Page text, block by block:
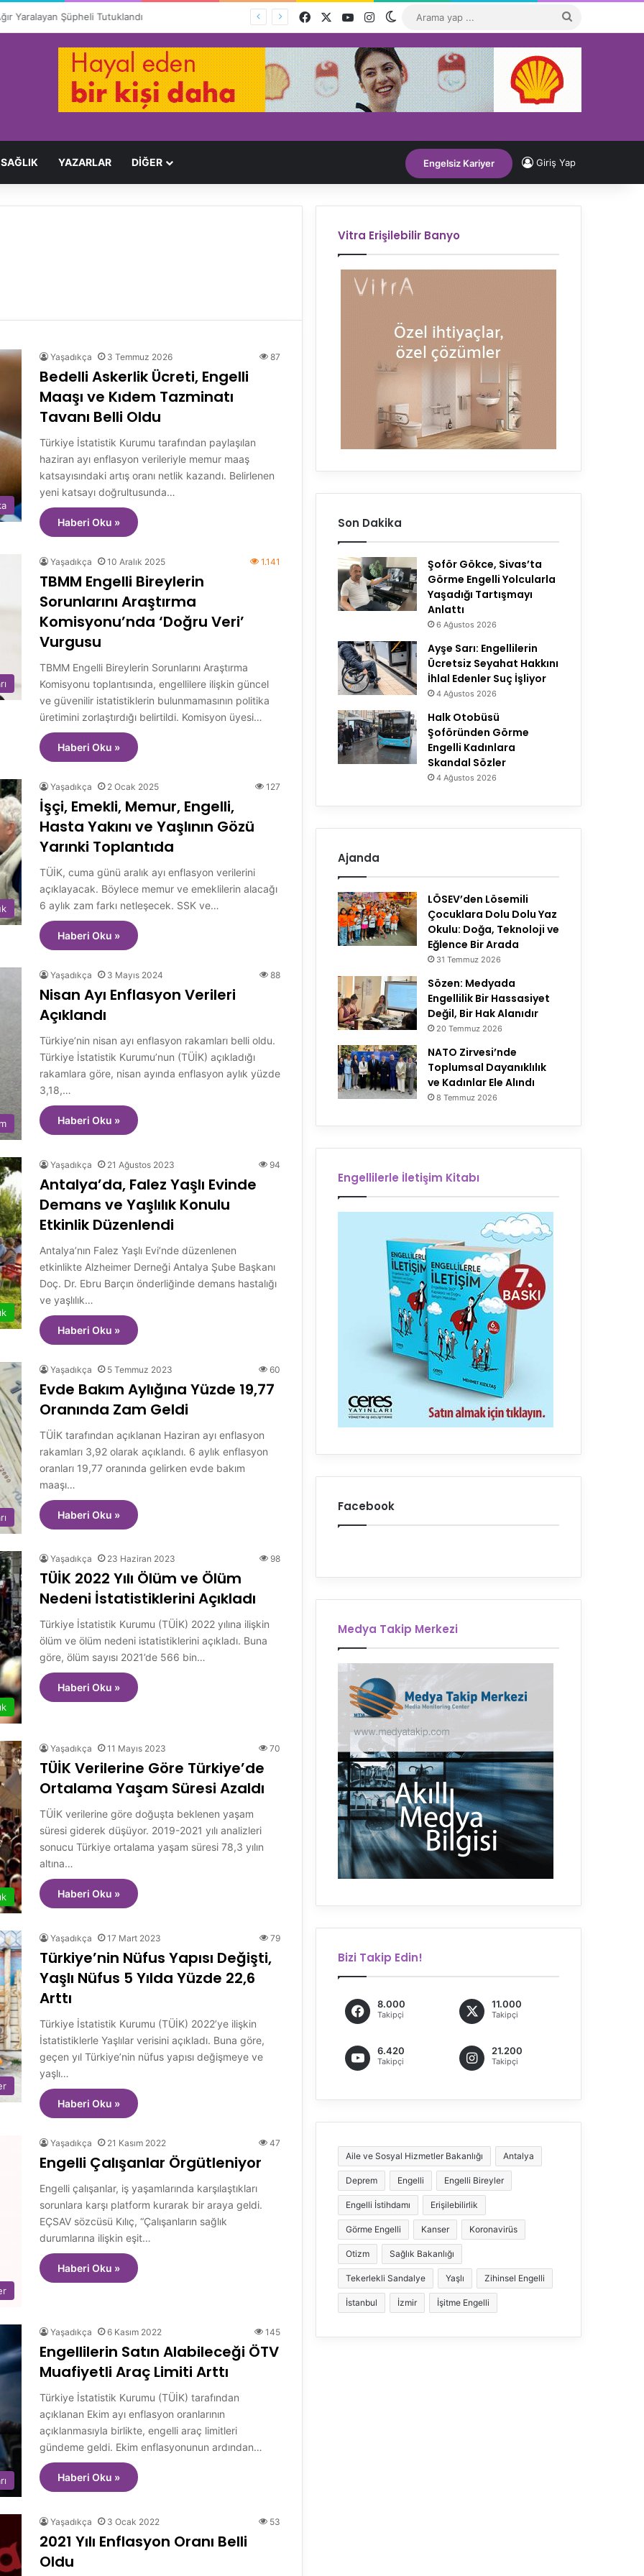
Yaralayan Şüpheli Tutuklandı Facebook YouTubeInstagramDış görünümü değiştir
...
SAĞLIK YAZARLAR DİĞER Engelsiz Kariyer Giriş Yap
Yaşadıkça 3 Temmuz 2026 87
Bedelli Askerlik Ücreti, Engelli
Maaşı ve Kıdem Tazminatı
Tavanı Belli Oldu
Türkiye İstatistik Kurumu tarafından paylaşılan
haziran ayı enflasyon verileriyle memur maaş
katsayısındaki artış oranı netlik kazandı. Belirlenen
yeni katsayı doğrultusunda…
Haberi Oku »
Yaşadıkça 10 Aralık 2025 1.141
TBMM Engelli Bireylerin
Sorunlarını Araştırma
Komisyonu’nda ‘Doğru Veri’
Vurgusu
TBMM Engelli Bireylerin Sorunlarını Araştırma
Komisyonu toplantısında, engellilere ilişkin güncel
ve güvenilir istatistiklerin bulunmamasının politika
üretimini zorlaştırdığı belirtildi. Komisyon üyesi…
Haberi Oku »
Yaşadıkça 2 Ocak 2025 127
İşçi, Emekli, Memur, Engelli,
Hasta Yakını ve Yaşlının Gözü
Yarınki Toplantıda
TÜİK, cuma günü aralık ayı enflasyon verilerini
açıklayacak. Böylece memur ve emeklilerin alacağı
6 aylık zam farkı netleşecek. SSK ve…
Haberi Oku »
Yaşadıkça 3 Mayıs 2024 88
Nisan Ayı Enflasyon Verileri
Açıklandı
Türkiye’nin nisan ayı enflasyon rakamları belli oldu.
Türkiye İstatistik Kurumu’nun (TÜİK) açıkladığı
rakamlara göre, nisan ayında enflasyon aylık yüzde
3,18,…
Haberi Oku »
Yaşadıkça 21 Ağustos 2023 94
Antalya’da, Falez Yaşlı Evinde
Demans ve Yaşlılık Konulu
Etkinlik Düzenlendi
Antalya’nın Falez Yaşlı Evi’nde düzenlenen
etkinlikte Alzheimer Derneği Antalya Şube Başkanı
Doç. Dr. Ebru Barçın önderliğinde demans hastalığı
ve yaşlılık…
Haberi Oku »
Yaşadıkça 5 Temmuz 2023 60
Evde Bakım Aylığına Yüzde 19,77
Oranında Zam Geldi
TÜİK tarafından açıklanan Haziran ayı enflasyon
rakamları 3,92 olarak açıklandı. 6 aylık enflasyon
oranları 19,77 oranında gelirken evde bakım
maaşı…
Haberi Oku »
Yaşadıkça 23 Haziran 2023 98
TÜİK 2022 Yılı Ölüm ve Ölüm
Nedeni İstatistiklerini Açıkladı
Türkiye İstatistik Kurumu (TÜİK) 2022 yılına ilişkin
ölüm ve ölüm nedeni istatistiklerini açıkladı. Buna
göre, ölüm sayısı 2021’de 566 bin…
Haberi Oku »
Yaşadıkça 11 Mayıs 2023 70
TÜİK Verilerine Göre Türkiye’de
Ortalama Yaşam Süresi Azaldı
TÜİK verilerine göre doğuşta beklenen yaşam
süresi giderek düşüyor. 2019-2021 yılı analizleri
sonucu Türkiye ortalama yaşam süresi 78,3 yılın
altına…
Haberi Oku »
Yaşadıkça 17 Mart 2023 79
Türkiye’nin Nüfus Yapısı Değişti,
Yaşlı Nüfus 5 Yılda Yüzde 22,6
Arttı
Türkiye İstatistik Kurumu (TÜİK) 2022’ye ilişkin
İstatistiklerle Yaşlılar verisini açıkladı. Buna göre,
geçen yıl Türkiye’nin nüfus yapısı değişmeye ve
yaşlı…
Haberi Oku »
Yaşadıkça 21 Kasım 2022 47
Engelli Çalışanlar Örgütleniyor
Engelli çalışanlar, iş yaşamlarında karşılaştıkları
sorunlara karşı platform kurarak bir araya geldi.
EÇSAV sözcüsü Kılıç, “Çalışanların sağlık
durumlarına ilişkin eşit…
Haberi Oku »
Yaşadıkça 6 Kasım 2022 145
Engellilerin Satın Alabileceği ÖTV
Muafiyetli Araç Limiti Arttı
Türkiye İstatistik Kurumu (TÜİK) tarafından
açıklanan Ekim ayı enflasyon oranlarının
açıklanmasıyla birlikte, engelli araç limitleri
gündeme geldi. Ekim enflasyonunun ardından…
Haberi Oku »
Yaşadıkça 3 Ocak 2022 53
2021 Yılı Enflasyon Oranı Belli
Oldu
Vitra Erişilebilir Banyo
Son Dakika
Şoför Gökce, Sivas’ta
Görme Engelli Yolcularla
Yaşadığı Tartışmayı
Anlattı
6 Ağustos 2026
Ayşe Sarı: Engellilerin
Ücretsiz Seyahat Hakkını
İhlal Edenler Suç İşliyor
4 Ağustos 2026
Halk Otobüsü
Şoföründen Görme
Engelli Kadınlara
Skandal Sözler
4 Ağustos 2026
Ajanda
LÖSEV’den Lösemili
Çocuklara Dolu Dolu Yaz
Okulu: Doğa, Teknoloji ve
Eğlence Bir Arada
31 Temmuz 2026
Sözen: Medyada
Engellilik Bir Hassasiyet
Değil, Bir Hak Alanıdır
20 Temmuz 2026
NATO Zirvesi’nde
Toplumsal Dayanıklılık
ve Kadınlar Ele Alındı
8 Temmuz 2026
Engellilerle İletişim Kitabı
Facebook
Medya Takip Merkezi
Bizi Takip Edin!
8.000
Takipçi
11.000
Takipçi
6.420
Takipçi
21.200
Takipçi
Aile ve Sosyal Hizmetler Bakanlığı Antalya
Deprem Engelli Engelli Bireyler
Engelli İstihdamı Erişilebilirlik
Görme Engelli Kanser Koronavirüs
Otizm Sağlık Bakanlığı
Tekerlekli Sandalye Yaşlı Zihinsel Engelli
İstanbul İzmir İşitme Engelli